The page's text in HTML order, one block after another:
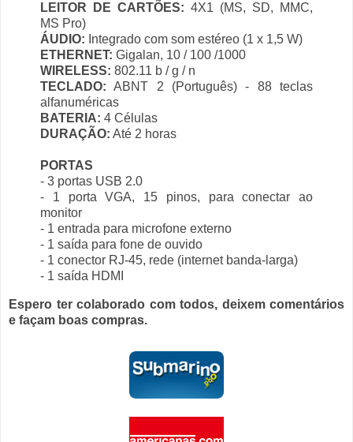
LEITOR DE CARTÕES: 4X1 (MS, SD, MMC,
MS Pro)
ÁUDIO: Integrado com som estéreo (1 x 1,5 W)
ETHERNET: Gigalan, 10 / 100 /1000
WIRELESS: 802.11 b / g / n
TECLADO: ABNT 2 (Português) - 88 teclas
alfanuméricas
BATERIA: 4 Células
DURAÇÃO: Até 2 horas
PORTAS
- 3 portas USB 2.0
- 1 porta VGA, 15 pinos, para conectar ao
monitor
- 1 entrada para microfone externo
- 1 saída para fone de ouvido
- 1 conector RJ-45, rede (internet banda-larga)
- 1 saída HDMI
Espero ter colaborado com todos, deixem comentários
e façam boas compras.